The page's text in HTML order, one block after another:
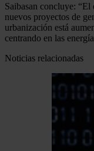
Saibasan concluye:
nuevos proyectos de
urbanización está
centrando en las
Noticias relacionadas